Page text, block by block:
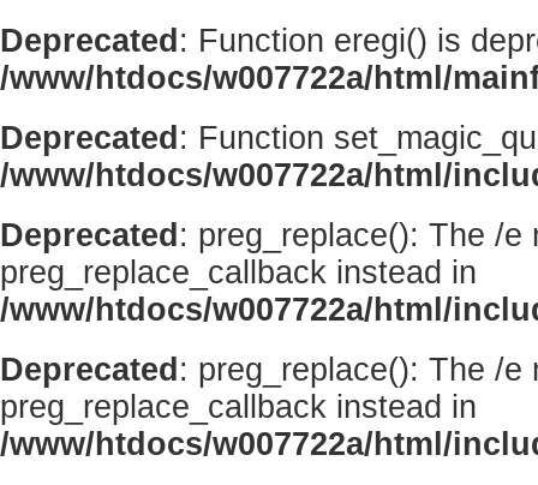
Deprecated : Function eregi() is
/www/htdocs/w007722a/html/
Deprecated : Function
/www/htdocs/w007722a/html/
Deprecated : preg_replace(): The /
preg_replace_callback instead in
/www/htdocs/w007722a/html/
Deprecated : preg_replace(): The /
preg_replace_callback instead in
/www/htdocs/w007722a/html/